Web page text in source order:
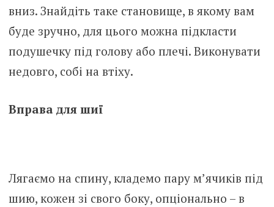
вниз. Знайдіть таке становище, в якому вам
буде зручно, для цього можна підкласти
подушечку під голову або плечі. Виконувати
недовго, собі на втіху.
Вправа для шиї
Лягаємо на спину, кладемо пару м’ячиків під
шию, кожен зі свого боку, опціонально – в